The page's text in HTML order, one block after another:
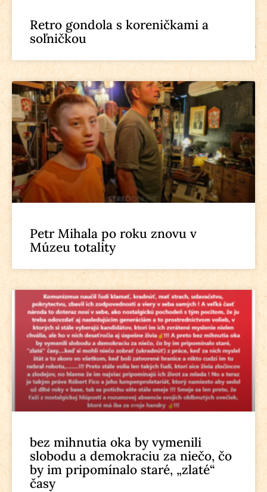
Retro gondola s koreničkami a
soľničkou
Petr Mihala po roku znovu v
Múzeu totality
bez mihnutia oka by vymenili
slobodu a demokraciu za niečo, čo
by im pripomínalo staré, „zlaté“
časy